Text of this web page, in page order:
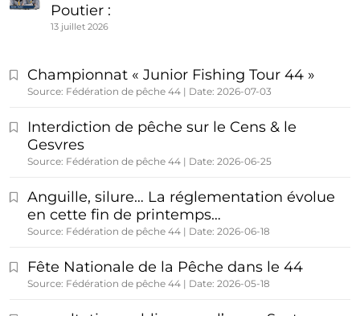
Poutier :
13 juillet 2026
Championnat « Junior Fishing Tour 44 »
Source: Fédération de pêche 44 Date: 2026-07-03
Interdiction de pêche sur le Cens & le
Gesvres
Source: Fédération de pêche 44 Date: 2026-06-25
Anguille, silure… La réglementation évolue
en cette fin de printemps…
Source: Fédération de pêche 44 Date: 2026-06-18
Fête Nationale de la Pêche dans le 44
Source: Fédération de pêche 44 Date: 2026-05-18